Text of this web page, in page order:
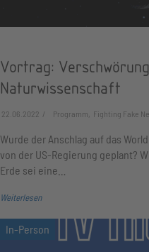
Vortrag:
Naturwissenschaft
22.06.2022 Programm, Fighting Fake
Wurde der Anschlag auf das
von der US-Regierung geplant?
Erde sei eine…
Weiterlesen